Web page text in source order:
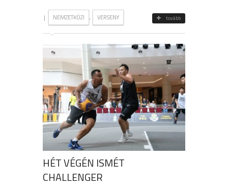
| NEMZETKÖZI , VERSENY tovább
HÉT VÉGÉN ISMÉT
CHALLENGER